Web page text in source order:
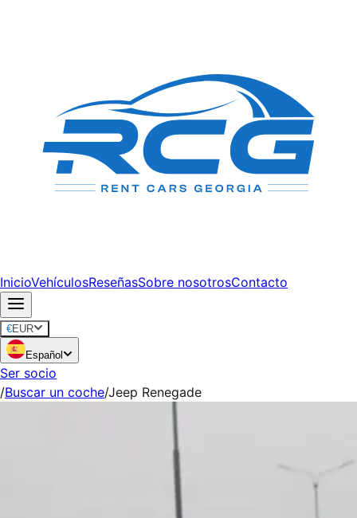
InicioVehículosReseñasSobre nosotrosContacto
€EUR
Español
Ser socio
/Buscar un coche/Jeep Renegade